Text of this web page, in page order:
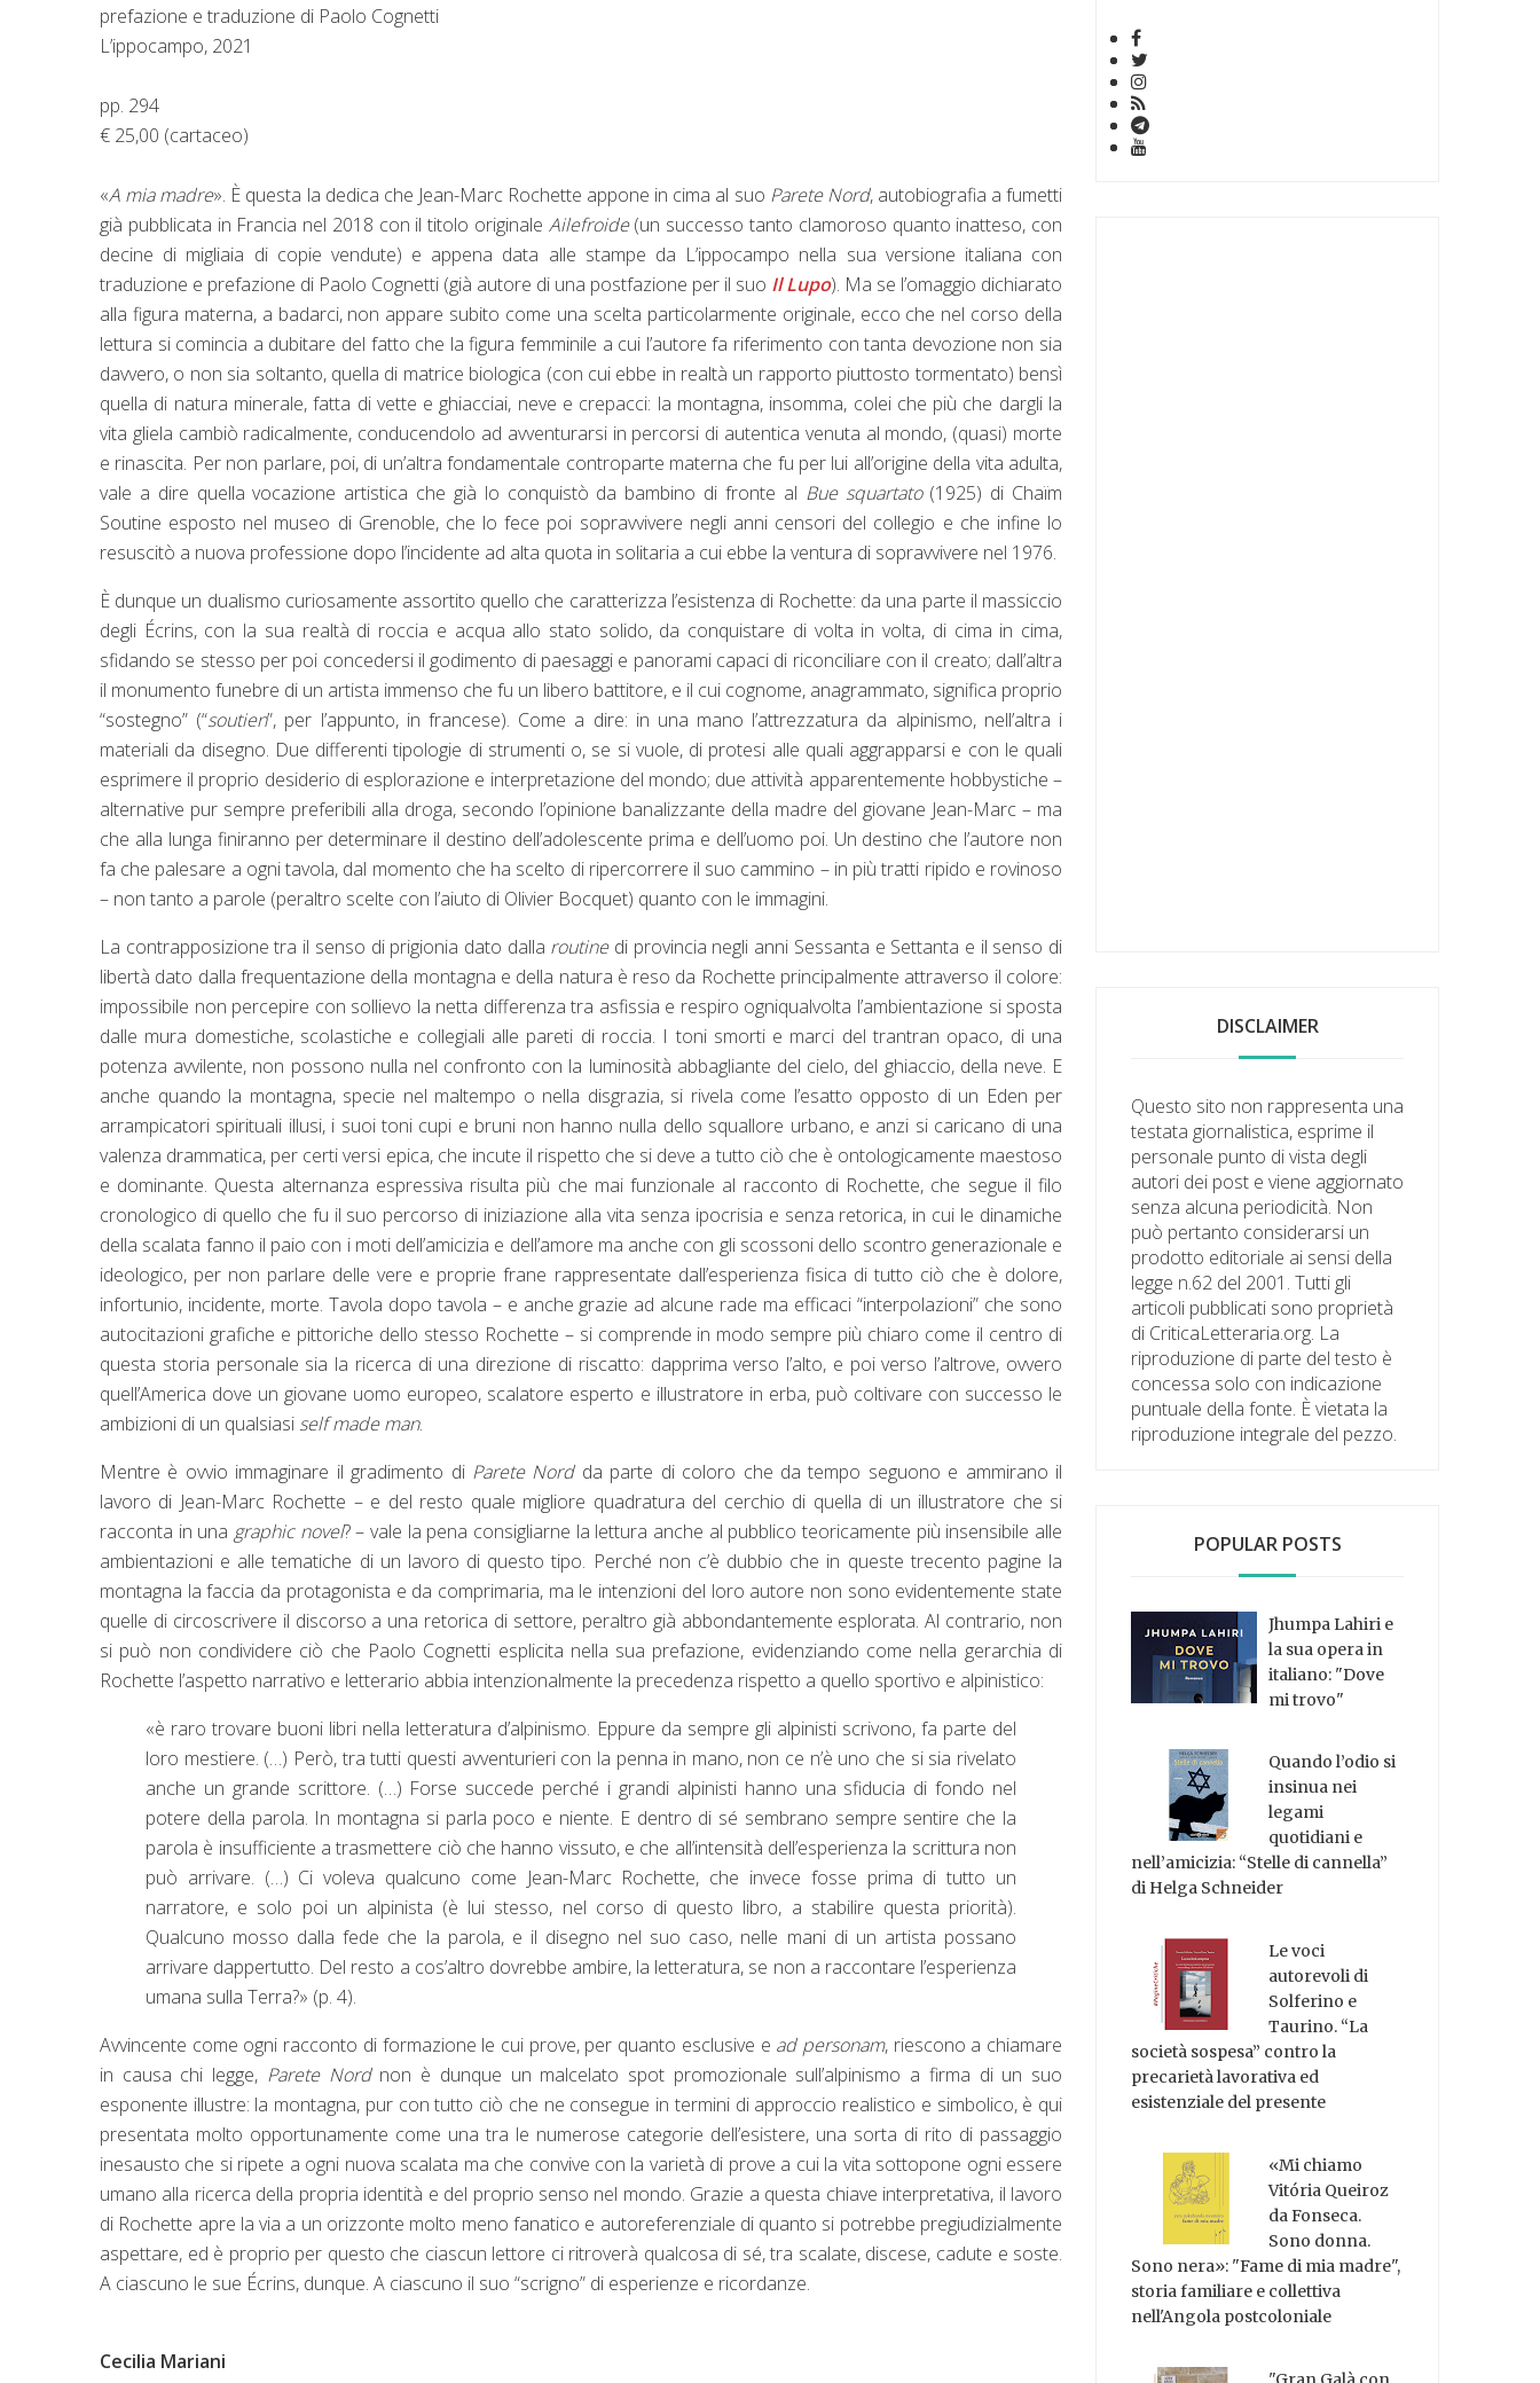
prefazione e traduzione di Paolo Cognetti
L’ippocampo, 2021
pp. 294
€ 25,00 (cartaceo)
«A mia madre». È questa la dedica che Jean-Marc Rochette appone in cima al suo Parete Nord, autobiografia a fumetti
già pubblicata in Francia nel 2018 con il titolo originale Ailefroide(un successo tanto clamoroso quanto inatteso, con
decine di migliaia di copie vendute) e appena data alle stampe da L’ippocampo nella sua versione italiana con
traduzione e prefazione di Paolo Cognetti (già autore di una postfazione per il suo Il Lupo). Ma se l’omaggio dichiarato
alla figura materna, a badarci, non appare subito come una scelta particolarmente originale, ecco che nel corso della
lettura si comincia a dubitare del fatto che la figura femminile a cui l’autore fa riferimento con tanta devozione non sia
davvero, o non sia soltanto, quella di matrice biologica (con cui ebbe in realtà un rapporto piuttosto tormentato) bensì
quella di natura minerale, fatta di vette e ghiacciai, neve e crepacci: la montagna, insomma, colei che più che dargli la
vita gliela cambiò radicalmente, conducendolo ad avventurarsi in percorsi di autentica venuta al mondo, (quasi) morte
e rinascita. Per non parlare, poi, di un’altra fondamentale controparte materna che fu per lui all’origine della vita adulta,
vale a dire quella vocazione artistica che già lo conquistò da bambino di fronte al Bue squartato(1925) di Chaïm
Soutine esposto nel museo di Grenoble, che lo fece poi sopravvivere negli anni censori del collegio e che infine lo
resuscitò a nuova professione dopo l’incidente ad alta quota in solitaria a cui ebbe la ventura di sopravvivere nel 1976.
È dunque un dualismo curiosamente assortito quello che caratterizza l’esistenza di Rochette: da una parte il massiccio
degli Écrins, con la sua realtà di roccia e acqua allo stato solido, da conquistare di volta in volta, di cima in cima,
sfidando se stesso per poi concedersi il godimento di paesaggi e panorami capaci di riconciliare con il creato; dall’altra
il monumento funebre di un artista immenso che fu un libero battitore, e il cui cognome, anagrammato, significa proprio
“sostegno” (“soutien”, per l’appunto, in francese). Come a dire: in una mano l’attrezzatura da alpinismo, nell’altra i
materiali da disegno. Due differenti tipologie di strumenti o, se si vuole, di protesi alle quali aggrapparsi e con le quali
esprimere il proprio desiderio di esplorazione e interpretazione del mondo; due attività apparentemente hobbystiche –
alternative pur sempre preferibili alla droga, secondo l’opinione banalizzante della madre del giovane Jean-Marc – ma
che alla lunga finiranno per determinare il destino dell’adolescente prima e dell’uomo poi. Un destino che l’autore non
fa che palesare a ogni tavola, dal momento che ha scelto di ripercorrere il suo cammino – in più tratti ripido e rovinoso
– non tanto a parole (peraltro scelte con l’aiuto di Olivier Bocquet) quanto con le immagini.
La contrapposizione tra il senso di prigionia dato dalla routinedi provincia negli anni Sessanta e Settanta e il senso di
libertà dato dalla frequentazione della montagna e della natura è reso da Rochette principalmente attraverso il colore:
impossibile non percepire con sollievo la netta differenza tra asfissia e respiro ogniqualvolta l’ambientazione si sposta
dalle mura domestiche, scolastiche e collegiali alle pareti di roccia. I toni smorti e marci del trantran opaco, di una
potenza avvilente, non possono nulla nel confronto con la luminosità abbagliante del cielo, del ghiaccio, della neve. E
anche quando la montagna, specie nel maltempo o nella disgrazia, si rivela come l’esatto opposto di un Eden per
arrampicatori spirituali illusi, i suoi toni cupi e bruni non hanno nulla dello squallore urbano, e anzi si caricano di una
valenza drammatica, per certi versi epica, che incute il rispetto che si deve a tutto ciò che è ontologicamente maestoso
e dominante. Questa alternanza espressiva risulta più che mai funzionale al racconto di Rochette, che segue il filo
cronologico di quello che fu il suo percorso di iniziazione alla vita senza ipocrisia e senza retorica, in cui le dinamiche
della scalata fanno il paio con i moti dell’amicizia e dell’amore ma anche con gli scossoni dello scontro generazionale e
ideologico, per non parlare delle vere e proprie frane rappresentate dall’esperienza fisica di tutto ciò che è dolore,
infortunio, incidente, morte. Tavola dopo tavola – e anche grazie ad alcune rade ma efficaci “interpolazioni” che sono
autocitazioni grafiche e pittoriche dello stesso Rochette – si comprende in modo sempre più chiaro come il centro di
questa storia personale sia la ricerca di una direzione di riscatto: dapprima verso l’alto, e poi verso l’altrove, ovvero
quell’America dove un giovane uomo europeo, scalatore esperto e illustratore in erba, può coltivare con successo le
ambizioni di un qualsiasi self made man.
Mentre è ovvio immaginare il gradimento di Parete Nordda parte di coloro che da tempo seguono e ammirano il
lavoro di Jean-Marc Rochette – e del resto quale migliore quadratura del cerchio di quella di un illustratore che si
racconta in una graphic novel? – vale la pena consigliarne la lettura anche al pubblico teoricamente più insensibile alle
ambientazioni e alle tematiche di un lavoro di questo tipo. Perché non c’è dubbio che in queste trecento pagine la
montagna la faccia da protagonista e da comprimaria, ma le intenzioni del loro autore non sono evidentemente state
quelle di circoscrivere il discorso a una retorica di settore, peraltro già abbondantemente esplorata. Al contrario, non
si può non condividere ciò che Paolo Cognetti esplicita nella sua prefazione, evidenziando come nella gerarchia di
Rochette l’aspetto narrativo e letterario abbia intenzionalmente la precedenza rispetto a quello sportivo e alpinistico:
«è raro trovare buoni libri nella letteratura d’alpinismo. Eppure da sempre gli alpinisti scrivono, fa parte del
loro mestiere. (…) Però, tra tutti questi avventurieri con la penna in mano, non ce n’è uno che si sia rivelato
anche un grande scrittore. (…) Forse succede perché i grandi alpinisti hanno una sfiducia di fondo nel
potere della parola. In montagna si parla poco e niente. E dentro di sé sembrano sempre sentire che la
parola è insufficiente a trasmettere ciò che hanno vissuto, e che all’intensità dell’esperienza la scrittura non
può arrivare. (…) Ci voleva qualcuno come Jean-Marc Rochette, che invece fosse prima di tutto un
narratore, e solo poi un alpinista (è lui stesso, nel corso di questo libro, a stabilire questa priorità).
Qualcuno mosso dalla fede che la parola, e il disegno nel suo caso, nelle mani di un artista possano
arrivare dappertutto. Del resto a cos’altro dovrebbe ambire, la letteratura, se non a raccontare l’esperienza
umana sulla Terra?» (p. 4).
Avvincente come ogni racconto di formazione le cui prove, per quanto esclusive e ad personam, riescono a chiamare
in causa chi legge, Parete Nordnon è dunque un malcelato spot promozionale sull’alpinismo a firma di un suo
esponente illustre: la montagna, pur con tutto ciò che ne consegue in termini di approccio realistico e simbolico, è qui
presentata molto opportunamente come una tra le numerose categorie dell’esistere, una sorta di rito di passaggio
inesausto che si ripete a ogni nuova scalata ma che convive con la varietà di prove a cui la vita sottopone ogni essere
umano alla ricerca della propria identità e del proprio senso nel mondo. Grazie a questa chiave interpretativa, il lavoro
di Rochette apre la via a un orizzonte molto meno fanatico e autoreferenziale di quanto si potrebbe pregiudizialmente
aspettare, ed è proprio per questo che ciascun lettore ci ritroverà qualcosa di sé, tra scalate, discese, cadute e soste.
A ciascuno le sue Écrins, dunque. A ciascuno il suo “scrigno” di esperienze e ricordanze.
Cecilia Mariani
DISCLAIMER
Questo sito non rappresenta una
testata giornalistica, esprime il
personale punto di vista degli
autori dei post e viene aggiornato
senza alcuna periodicità. Non
può pertanto considerarsi un
prodotto editoriale ai sensi della
legge n.62 del 2001. Tutti gli
articoli pubblicati sono proprietà
di CriticaLetteraria.org. La
riproduzione di parte del testo è
concessa solo con indicazione
puntuale della fonte. È vietata la
riproduzione integrale del pezzo.
POPULAR POSTS
Jhumpa Lahiri e
la sua opera in
italiano: "Dove
mi trovo"
Quando l’odio si
insinua nei
legami
quotidiani e
nell’amicizia: “Stelle di cannella”
di Helga Schneider
Le voci
autorevoli di
Solferino e
Taurino. “La
società sospesa” contro la
precarietà lavorativa ed
esistenziale del presente
«Mi chiamo
Vitória Queiroz
da Fonseca.
Sono donna.
Sono nera»: "Fame di mia madre",
storia familiare e collettiva
nell'Angola postcoloniale